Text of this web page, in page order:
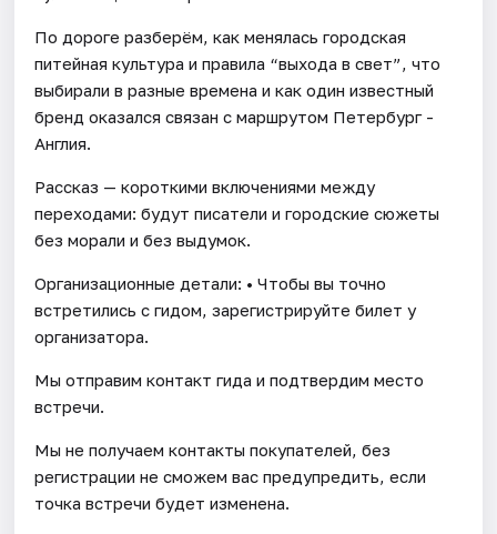
По дороге разберём, как менялась городская
питейная культура и правила “выхода в свет”, что
выбирали в разные времена и как один известный
бренд оказался связан с маршрутом Петербург -
Англия.
Рассказ — короткими включениями между
переходами: будут писатели и городские сюжеты
без морали и без выдумок.
Организационные детали: • Чтобы вы точно
встретились с гидом, зарегистрируйте билет у
организатора.
Мы отправим контакт гида и подтвердим место
встречи.
Мы не получаем контакты покупателей, без
регистрации не сможем вас предупредить, если
точка встречи будет изменена.